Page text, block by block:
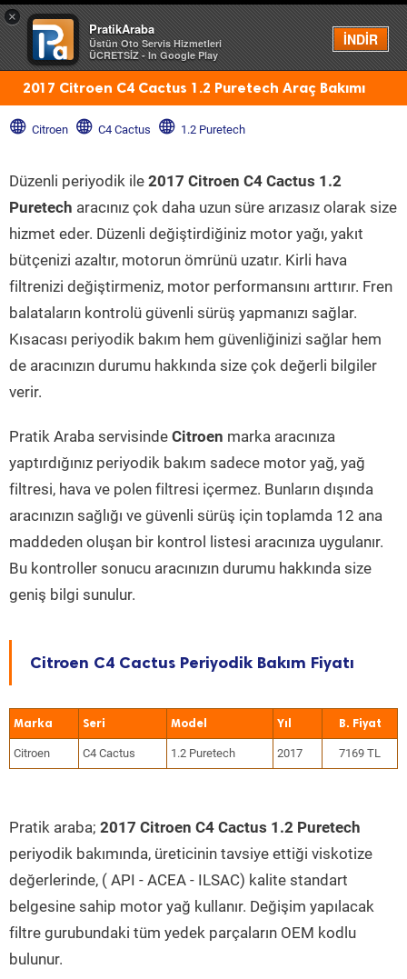
×
PratikAraba
Üstün Oto Servis Hizmetleri
ÜCRETSİZ - In Google Play
İNDİR
Menü
2017 Citroen C4 Cactus 1.2 Puretech Araç Bakımı
Citroen C4 Cactus 1.2 Puretech
Düzenli periyodik ile 2017 Citroen C4 Cactus 1.2
Puretech aracınız çok daha uzun süre arızasız olarak size
hizmet eder. Düzenli değiştirdiğiniz motor yağı, yakıt
bütçenizi azaltır, motorun ömrünü uzatır. Kirli hava
filtrenizi değiştirmeniz, motor performansını arttırır. Fren
balataların kontrolü güvenli sürüş yapmanızı sağlar.
Kısacası periyodik bakım hem güvenliğinizi sağlar hem
de aracınızın durumu hakkında size çok değerli bilgiler
verir.
Pratik Araba servisinde Citroen marka aracınıza
yaptırdığınız periyodik bakım sadece motor yağ, yağ
filtresi, hava ve polen filtresi içermez. Bunların dışında
aracınızın sağlığı ve güvenli sürüş için toplamda 12 ana
maddeden oluşan bir kontrol listesi aracınıza uygulanır.
Bu kontroller sonucu aracınızın durumu hakkında size
geniş bilgi sunulur.
Citroen C4 Cactus Periyodik Bakım Fiyatı
Marka Seri Model Yıl
Citroen C4 Cactus 1.2 Puretech 2017 7169 TL
Pratik araba; 2017 Citroen C4 Cactus 1.2 Puretech
periyodik bakımında, üreticinin tavsiye ettiği viskotize
değerlerinde, ( API - ACEA - ILSAC) kalite standart
belgesine sahip motor yağ kullanır. Değişim yapılacak
filtre gurubundaki tüm yedek parçaların OEM kodlu
bulunur.